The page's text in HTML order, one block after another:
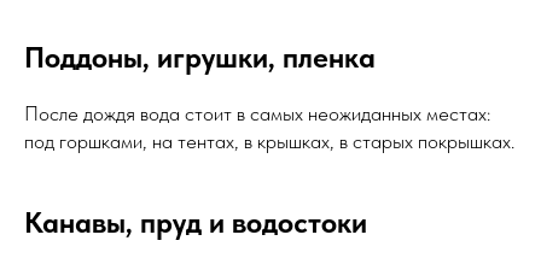
Поддоны, игрушки, пленка
После дождя вода стоит в самых неожиданных местах:
под горшками, на тентах, в крышках, в старых покрышках.
Канавы, пруд и водостоки